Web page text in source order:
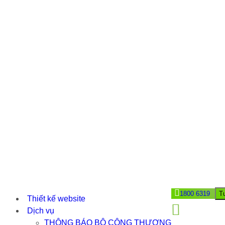
Thiết kế website
Dịch vụ
THÔNG BÁO BỘ CÔNG THƯƠNG
1800 6319